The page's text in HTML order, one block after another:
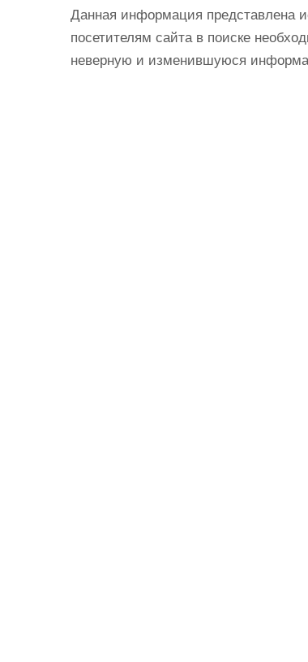
Данная информация представлена
посетителям сайта в поиске
неверную и изменившуюся